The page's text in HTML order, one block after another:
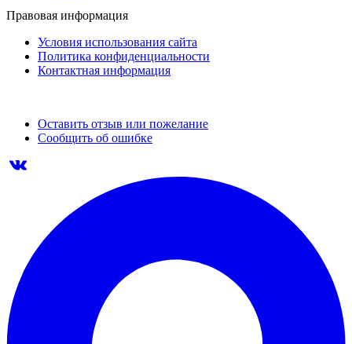
Правовая информация
Условия использования сайта
Политика конфиденциальности
Контактная информация
Оставить отзыв или пожелание
Сообщить об ошибке